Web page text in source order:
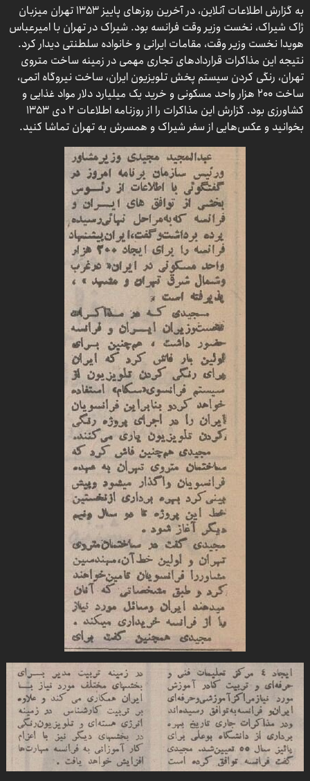
به گزارش اطلاعات آنلاین، در آخرین روزهای پاییز ۱۳۵۳ تهران میزبان
ژاک شیراک، نخست وزیر وقت فرانسه بود. شیراک در تهران با امیرعباس
هویدا نخست وزیر وقت، مقامات ایرانی و خانواده سلطنتی دیدار کرد.
نتیجه این مذاکرات قراردادهای تجاری مهمی در زمینه ساخت متروی
تهران، رنگی کردن سیستم پخش تلویزیون ایران، ساخت نیروگاه اتمی،
ساخت ۲۰۰ هزار واحد مسکونی و خرید یک میلیارد دلار مواد غذایی و
کشاورزی بود. گزارش این مذاکرات را از روزنامه اطلاعات ۲ دی ۱۳۵۳
بخوانید و عکس‌هایی از سفر شیراک و همسرش به تهران تماشا کنید.